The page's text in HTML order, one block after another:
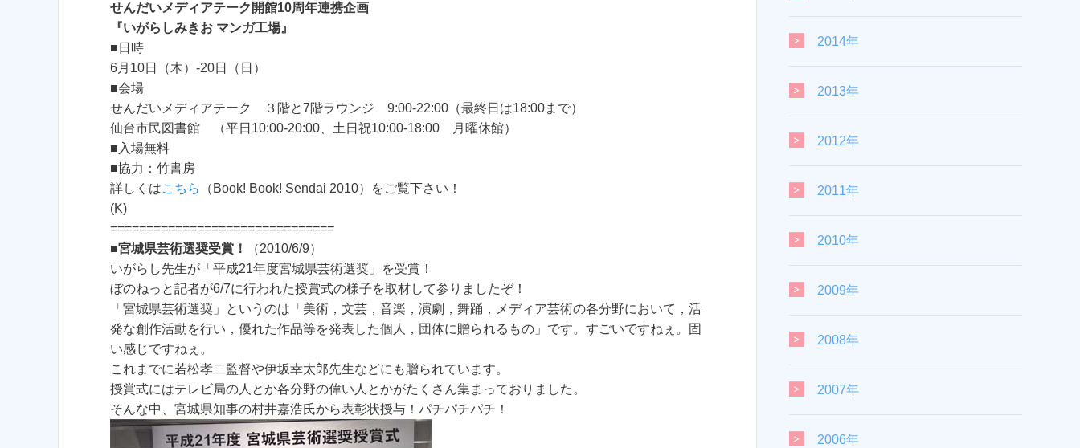
せんだいメディアテーク開館10周年連携企画
『いがらしみきお マンガ工場』
■日時
6月10日（木）-20日（日）
■会場
せんだいメディアテーク ３階と7階ラウンジ 9:00-22:00（最終日は18:00まで）
仙台市民図書館 （平日10:00-20:00、土日祝10:00-18:00 月曜休館）
■入場無料
■協力：竹書房
詳しくはこちら
（Book! Book! Sendai 2010）をご覧下さい！
(K)
===============================
■宮城県芸術選奨受賞！
（2010/6/9）
いがらし先生が「平成21年度宮城県芸術選奨」を受賞！
ぼのねっと記者が6/7に行われた授賞式の様子を取材して参りましたぞ！
「宮城県芸術選奨」というのは「美術，文芸，音楽，演劇，舞踊，メディア芸術の各分野において，活
発な創作活動を行い，優れた作品等を発表した個人，団体に贈られるもの」です。すごいですねぇ。固
い感じですねぇ。
これまでに若松孝二監督や伊坂幸太郎先生などにも贈られています。
授賞式にはテレビ局の人とか各分野の偉い人とかがたくさん集まっておりました。
そんな中、宮城県知事の村井嘉浩氏から表彰状授与！パチパチパチ！
2014年
2013年
2012年
2011年
2010年
2009年
2008年
2007年
2006年